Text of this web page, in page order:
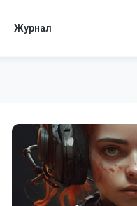
Журнал